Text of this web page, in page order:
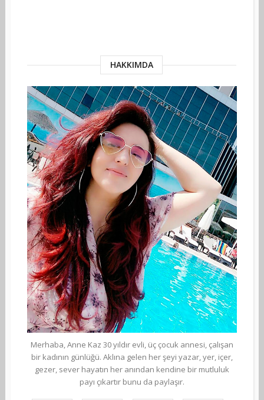
HAKKIMDA
Merhaba, Anne Kaz 30 yıldır evli, üç çocuk annesi, çalışan
bir kadının günlüğü. Aklına gelen her şeyi yazar, yer, içer,
gezer, sever hayatın her anından kendine bir mutluluk
payı çıkartır bunu da paylaşır.